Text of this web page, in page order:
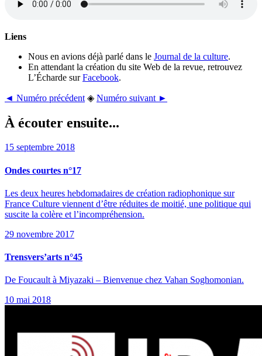
Liens
Nous en avions déjà parlé dans le Journal de la culture.
En attendant la création du site Web de la revue, retrouvez
L’Écharde surFacebook.
◄ Numéro précédent ◈ Numéro suivant ►
À écouter ensuite...
15 septembre 2018
Ondes courtes n°17
Les deux heures hebdomadaires de création radiophonique sur
France Culture viennent d’être réduites de moitié, une politique qui
suscite la colère et l’incompréhension.
29 novembre 2017
Trensvers’arts n°45
De Foucault à Miyazaki – Bienvenue chez Vahan Soghomonian.
10 mai 2018